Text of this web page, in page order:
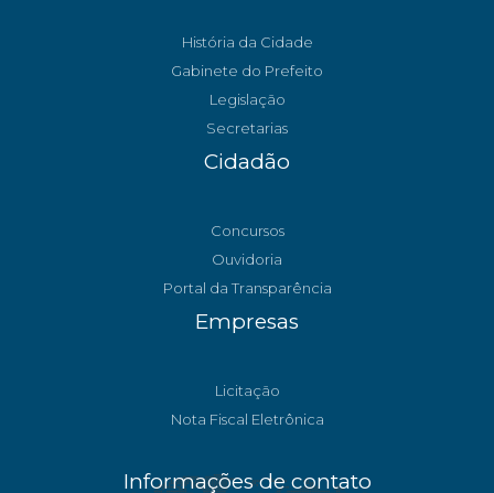
História da Cidade
Gabinete do Prefeito
Legislação
Secretarias
Cidadão
Concursos
Ouvidoria
Portal da Transparência
Empresas
Licitação
Nota Fiscal Eletrônica
Informações de contato